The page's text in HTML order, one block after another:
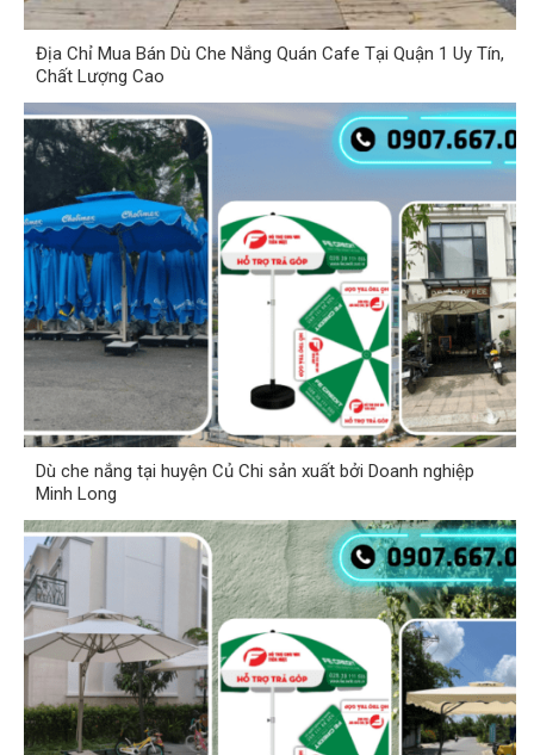
Địa Chỉ Mua Bán Dù Che Nắng Quán Cafe Tại Quận 1 Uy Tín,
Chất Lượng Cao
Dù che nắng tại huyện Củ Chi sản xuất bởi Doanh nghiệp
Minh Long